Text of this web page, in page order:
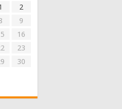
2
9
16
23
30